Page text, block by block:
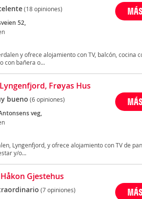
(18 opiniones)
52,
y ofrece alojamiento con TV, balcón, cocina
con bañera o...
Frøyas Hus
bueno (6 opiniones)
veg,
Lyngenfjord, y ofrece alojamiento con TV de
y/o...
Gjestehus
(7 opiniones)